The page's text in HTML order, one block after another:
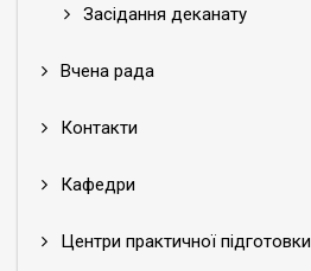
Засідання деканату
Вчена рада
Контакти
Кафедри
Центри практичної підготовки